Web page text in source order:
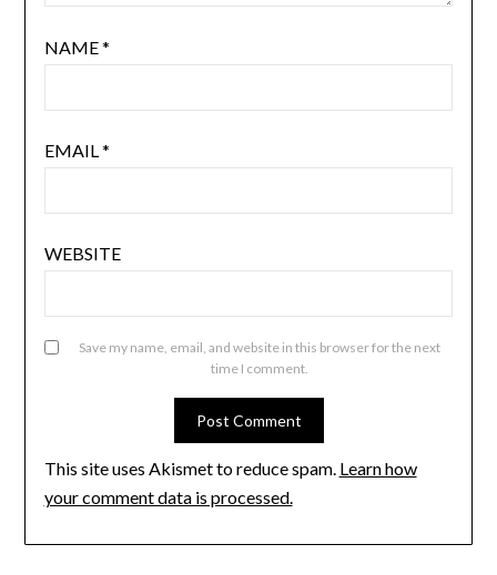
NAME*
EMAIL*
WEBSITE
Save my name, email, and website in this browser for the next
time I comment.
This site uses Akismet to reduce spam. Learn how
your comment data is processed.